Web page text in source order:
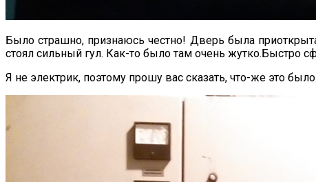
Было страшно, признаюсь честно! Дверь была
стоял сильный гул. Как-то было там очень жутко.Быстро
Я не электрик, поэтому прошу вас сказать, что-же это